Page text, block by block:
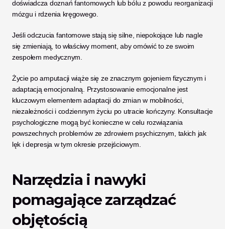
doświadcza doznań fantomowych lub bólu z powodu reorganizacji
mózgu i rdzenia kręgowego.
Jeśli odczucia fantomowe stają się silne, niepokojące lub nagle
się zmieniają, to właściwy moment, aby omówić to ze swoim
zespołem medycznym.
Życie po amputacji wiąże się ze znacznym gojeniem fizycznym i
adaptacją emocjonalną. Przystosowanie emocjonalne jest
kluczowym elementem adaptacji do zmian w mobilności,
niezależności i codziennym życiu po utracie kończyny. Konsultacje
psychologiczne mogą być konieczne w celu rozwiązania
powszechnych problemów ze zdrowiem psychicznym, takich jak
lęk i depresja w tym okresie przejściowym.
Narzędzia i nawyki
pomagające zarządzać
objętością